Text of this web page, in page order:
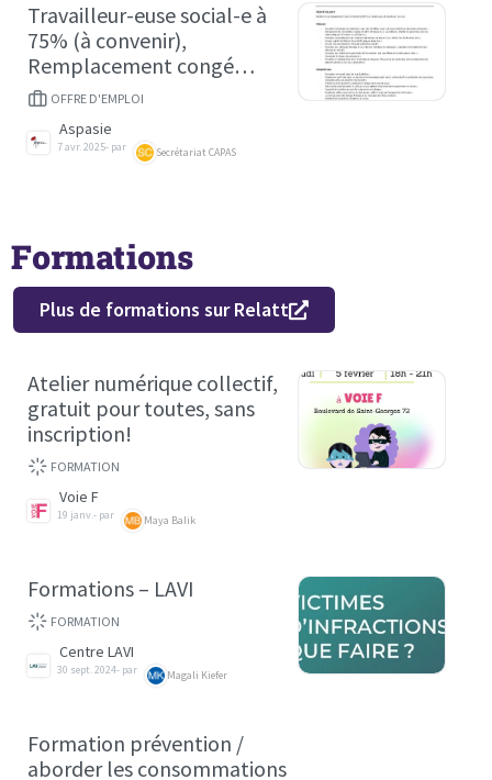
Travailleur-euse social-e à
75% (à convenir),
Remplacement congé
maternité, CDD
OFFRE D'EMPLOI
Aspasie
7 avr. 2025- par Secrétariat CAPAS
Formations
Plus de formations sur Relatt
Atelier numérique collectif,
gratuit pour toutes, sans
inscription!
FORMATION
Voie F
19 janv.- par Maya Balik
Formations – LAVI
FORMATION
Centre LAVI
30 sept. 2024- par Magali Kiefer
Formation prévention /
aborder les consommations